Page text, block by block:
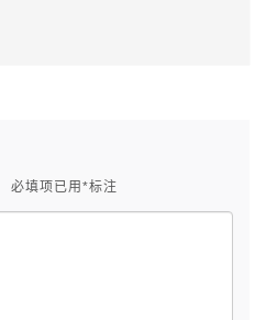
必填项已用 *标注